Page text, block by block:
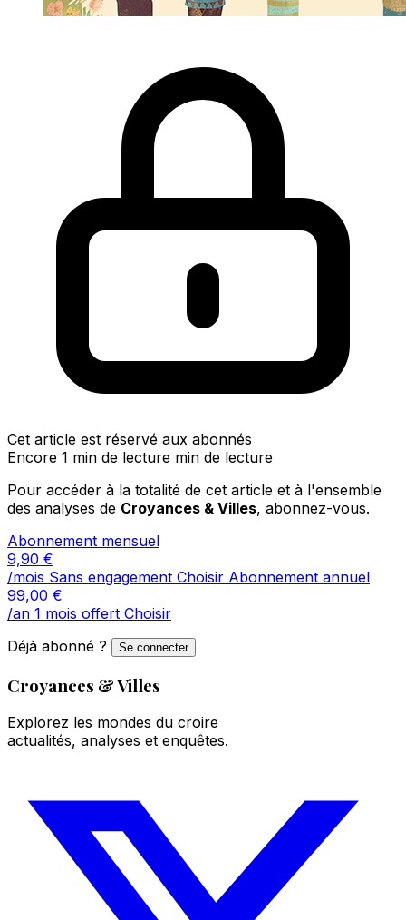
Cet article est réservé aux abonnés
Encore 1 min de lecture min de lecture
Pour accéder à la totalité de cet article et à l'ensemble
des analyses de Croyances & Villes, abonnez-vous.
Abonnement mensuel
9,90 €
/mois Sans engagement Choisir Abonnement annuel
99,00 €
/an 1 mois offert Choisir
Déjà abonné ?
Se connecter
Croyances & Villes
Explorez les mondes du croire
actualités, analyses et enquêtes.